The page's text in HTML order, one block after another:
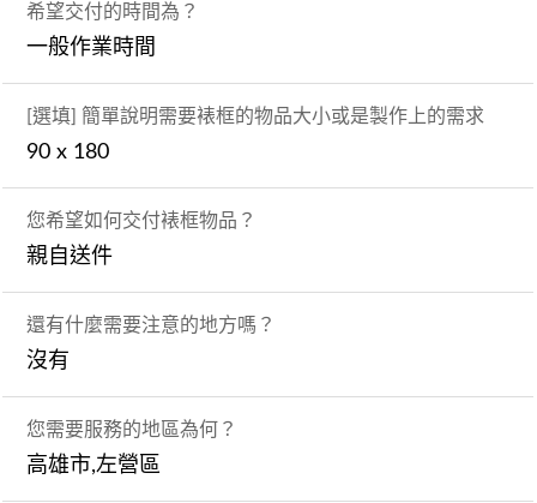
希望交付的時間為？
一般作業時間
[選填] 簡單說明需要裱框的物品大小或是製作上的需求
90 x 180
您希望如何交付裱框物品？
親自送件
還有什麼需要注意的地方嗎？
沒有
您需要服務的地區為何？
高雄市,左營區